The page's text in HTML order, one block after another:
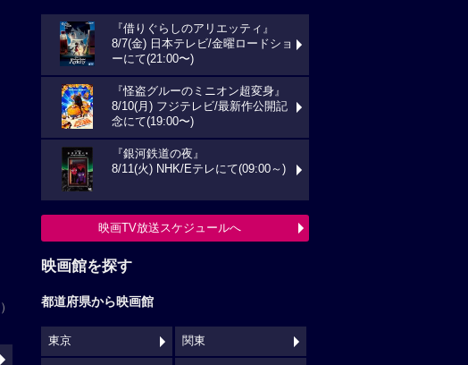
）
『借りぐらしのアリエッティ』
8/7(金) 日本テレビ/金曜ロードショ
ーにて(21:00〜)
『怪盗グルーのミニオン超変身』
8/10(月) フジテレビ/最新作公開記
念にて(19:00〜)
『銀河鉄道の夜』
8/11(火) NHK/Eテレにて(09:00～)
映画TV放送スケジュールへ
映画館を探す
都道府県から映画館
東京 関東